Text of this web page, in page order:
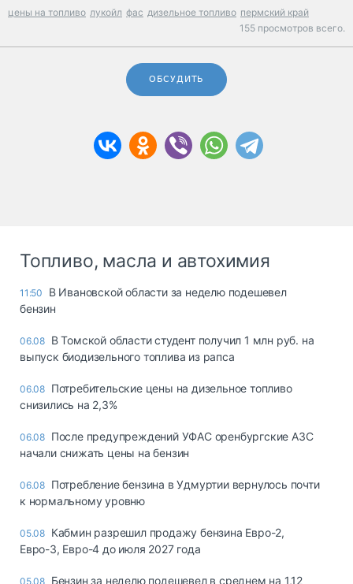
цены на топливо лукойл фас дизельное топливо пермский край
155 просмотров всего.
ОБСУДИТЬ
Топливо, масла и автохимия
11:50
В Ивановской области за неделю подешевел
бензин
06.08 В Томской области студент получил 1 млн руб. на
выпуск биодизельного топлива из рапса
06.08 Потребительские цены на дизельное топливо
снизились на 2,3%
06.08 После предупреждений УФАС оренбургские АЗС
начали снижать цены на бензин
06.08 Потребление бензина в Удмуртии вернулось почти
к нормальному уровню
05.08 Кабмин разрешил продажу бензина Евро-2,
Евро-3, Евро-4 до июля 2027 года
05.08 Бензин за неделю подешевел в среднем на 1,12